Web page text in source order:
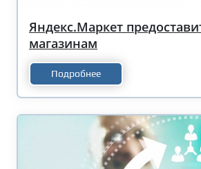
Яндекс.Маркет
магазинам
Подробнее